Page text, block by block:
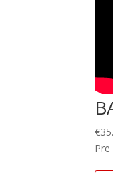
€